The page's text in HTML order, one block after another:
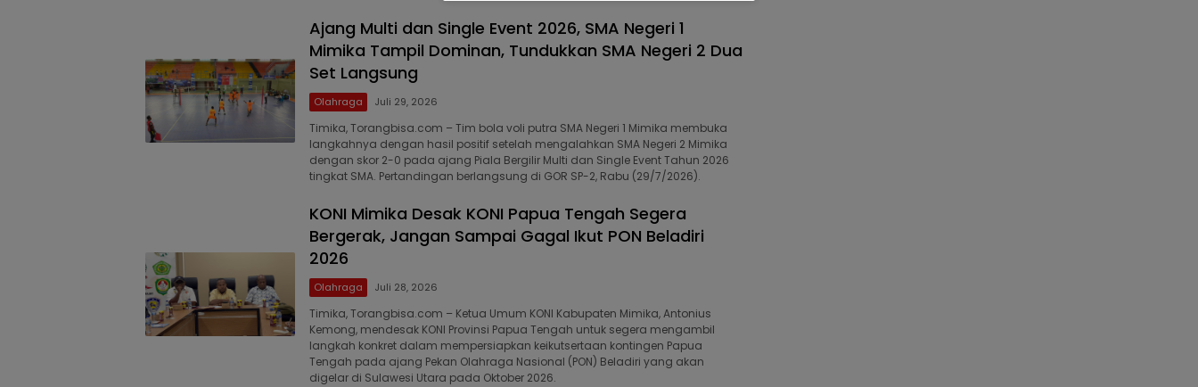
Ajang Multi dan Single Event 2026, SMA Negeri 1
Mimika Tampil Dominan, Tundukkan SMA Negeri 2 Dua
Set Langsung
Olahraga Juli 29, 2026
Timika, Torangbisa.com – Tim bola voli putra SMA Negeri 1 Mimika membuka
langkahnya dengan hasil positif setelah mengalahkan SMA Negeri 2 Mimika
dengan skor 2-0 pada ajang Piala Bergilir Multi dan Single Event Tahun 2026
tingkat SMA. Pertandingan berlangsung di GOR SP-2, Rabu (29/7/2026).
KONI Mimika Desak KONI Papua Tengah Segera
Bergerak, Jangan Sampai Gagal Ikut PON Beladiri
2026
Olahraga Juli 28, 2026
Timika, Torangbisa.com – Ketua Umum KONI Kabupaten Mimika, Antonius
Kemong, mendesak KONI Provinsi Papua Tengah untuk segera mengambil
langkah konkret dalam mempersiapkan keikutsertaan kontingen Papua
Tengah pada ajang Pekan Olahraga Nasional (PON) Beladiri yang akan
digelar di Sulawesi Utara pada Oktober 2026.